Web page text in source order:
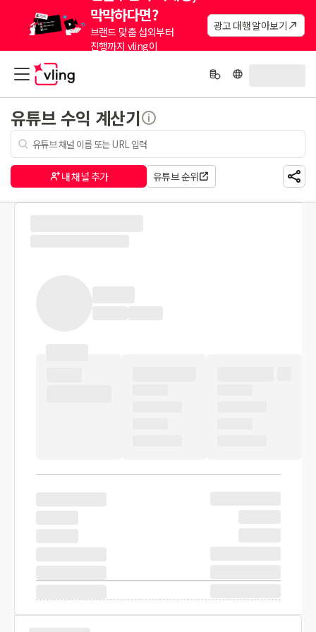
막막하다면?
브랜드 맞춤 섭외부터
진행까지 vling이
광고 대행 알아보기
유튜브 수익 계산기
내 채널 추가 유튜브 순위